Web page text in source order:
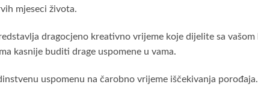
mjeseci života.
dragocjeno kreativno vrijeme koje dijelite sa
kasnije buditi drage uspomene u vama.
uspomenu na čarobno vrijeme iščekivanja